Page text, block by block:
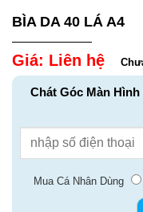
BÌA DA 40 LÁ A4
Giá: Liên hệ
Chát Góc Màn
Mua Cá Nhân Dùng